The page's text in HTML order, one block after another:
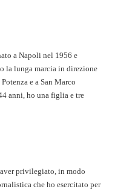
a Napoli nel 1956 e
la lunga marcia in direzione
e a San Marco
anni, ho una figlia e tre
privilegiato, in modo
che ho esercitato per